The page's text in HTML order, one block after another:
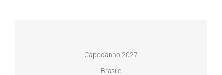
Capodanno 2027
Brasile